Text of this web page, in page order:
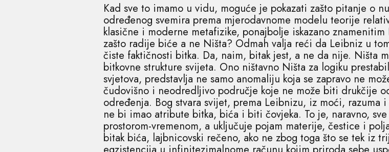
Kad sve to imamo u vidu, moguće je pokazati zašto pitanje o
određenog svemira prema mjerodavnome modelu teorije
klasične i moderne metafizike, ponajbolje iskazano
zašto radije biće a ne Ništa? Odmah valja reći da Leibniz u
čiste faktičnosti bitka. Da, naim, bitak jest, a ne da nije. Ništa
bitkovne strukture svijeta. Ono ništavno Ništa za logiku
svjetova, predstavlja ne samo anomaliju koja se zapravo ne
čudovišno i neodredljivo područje koje ne može biti drukčije
određenja. Bog stvara svijet, prema Leibnizu, iz moći, razuma
ne bi imao atribute bitka, bića i biti čovjeka. To je, naravno,
prostorom-vremenom, a uključuje pojam materije, čestice i
bitak bića, lajbnicovski rečeno, ako ne zbog toga što se tek iz